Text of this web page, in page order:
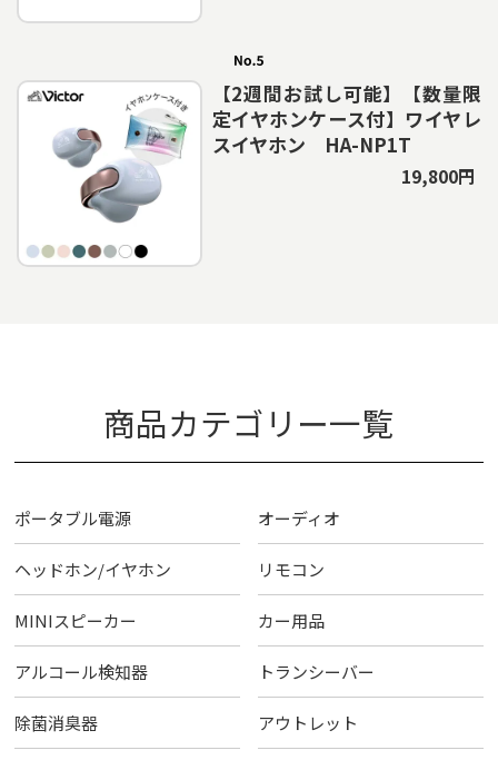
【2週間お試し可能】【数量限
定イヤホンケース付】ワイヤレ
スイヤホン HA-NP1T
19,800円
商品カテゴリー一覧
ポータブル電源 オーディオ
ヘッドホン/イヤホン リモコン
MINIスピーカー カー用品
アルコール検知器 トランシーバー
除菌消臭器 アウトレット